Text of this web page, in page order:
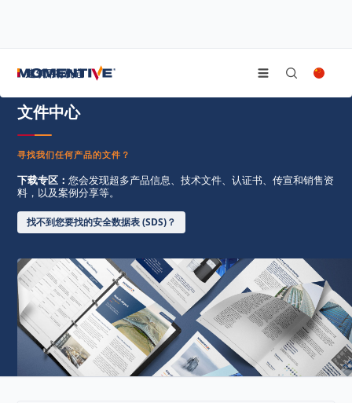
建筑用有机硅
文件中心
文件中心
寻找我们任何产品的文件？
下载专区：您会发现超多产品信息、技术文件、认证书、传宣和销售资
料，以及案例分享等。
找不到您要找的安全数据表 (SDS)？